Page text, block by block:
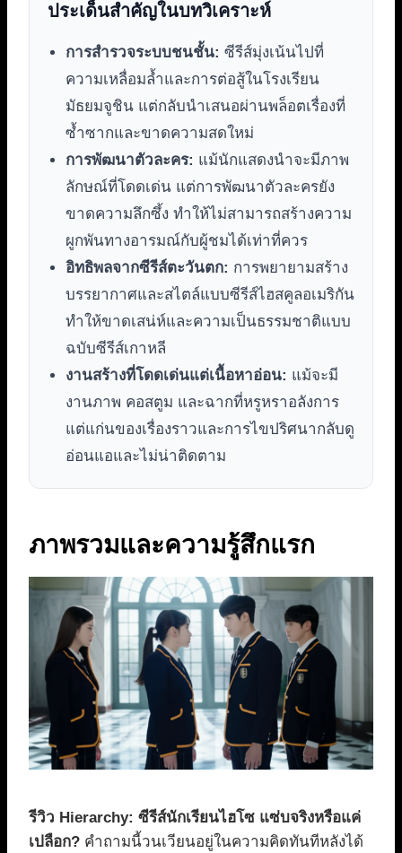
ประเด็นสำคัญในบทวิเคราะห์
การสำรวจระบบชนชั้น: ซีรีส์มุ่งเน้นไปที่
ความเหลื่อมล้ำและการต่อสู้ในโรงเรียน
มัธยมจูชิน แต่กลับนำเสนอผ่านพล็อตเรื่องที่
ซ้ำซากและขาดความสดใหม่
การพัฒนาตัวละคร: แม้นักแสดงนำจะมีภาพ
ลักษณ์ที่โดดเด่น แต่การพัฒนาตัวละครยัง
ขาดความลึกซึ้ง ทำให้ไม่สามารถสร้างความ
ผูกพันทางอารมณ์กับผู้ชมได้เท่าที่ควร
อิทธิพลจากซีรีส์ตะวันตก: การพยายามสร้าง
บรรยากาศและสไตล์แบบซีรีส์ไฮสคูลอเมริกัน
ทำให้ขาดเสน่ห์และความเป็นธรรมชาติแบบ
ฉบับซีรีส์เกาหลี
งานสร้างที่โดดเด่นแต่เนื้อหาอ่อน: แม้จะมี
งานภาพ คอสตูม และฉากที่หรูหราอลังการ
แต่แก่นของเรื่องราวและการไขปริศนากลับดู
อ่อนแอและไม่น่าติดตาม
ภาพรวมและความรู้สึกแรก
รีวิว Hierarchy: ซีรีส์นักเรียนไฮโซ แซ่บจริงหรือแค่
เปลือก? คำถามนี้วนเวียนอยู่ในความคิดทันทีหลังได้